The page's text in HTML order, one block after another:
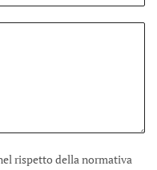
rispetto della normativa